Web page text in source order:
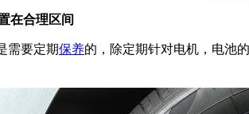
在合理区间
需要定期保养的，除定期针对电机，电池